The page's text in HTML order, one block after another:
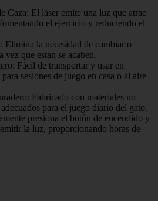
Caza: El láser emite una luz que atrae
el ejercicio y reduciendo el
Elimina la necesidad de cambiar o
vez que estan se acaben.
Fácil de transportar y usar en
sesiones de juego en casa o al aire
Fabricado con materiales no
para el juego diario del gato.
presiona el botón de encendido y
la luz, proporcionando horas de